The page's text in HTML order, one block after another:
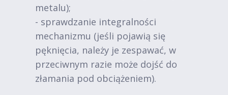
metalu);
- sprawdzanie integralności
mechanizmu (jeśli pojawią się
pęknięcia, należy je zespawać, w
przeciwnym razie może dojść do
złamania pod obciążeniem).